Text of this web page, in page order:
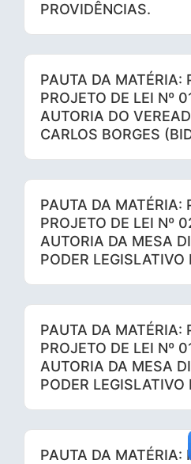
PROVIDÊNCIAS.
PAUTA DA MATÉRIA:
PROJETO DE LEI Nº
AUTORIA DO
CARLOS BORGES
PAUTA DA MATÉRIA:
PROJETO DE LEI Nº
AUTORIA DA MESA
PODER LEGISLATIVO
PAUTA DA MATÉRIA:
PROJETO DE LEI Nº
AUTORIA DA MESA
PODER LEGISLATIVO
PAUTA DA MATÉRIA: